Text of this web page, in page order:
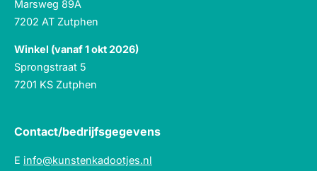
Marsweg 89A
7202 AT Zutphen
Winkel (vanaf 1 okt 2026)
Sprongstraat 5
7201 KS Zutphen
Contact/bedrijfsgegevens
E info@kunstenkadootjes.nl